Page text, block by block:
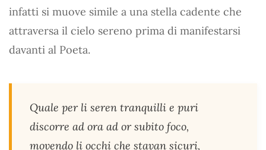
infatti si muove simile a una stella cadente che
attraversa il cielo sereno prima di manifestarsi
davanti al Poeta.
Quale per li seren tranquilli e puri
discorre ad ora ad or subito foco,
movendo li occhi che stavan sicuri,